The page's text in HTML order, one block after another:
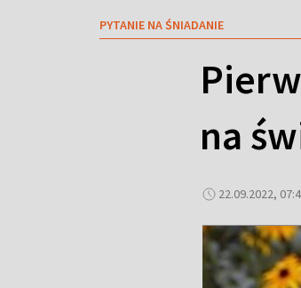
PYTANIE NA ŚNIADANIE
na
22.09.2022,